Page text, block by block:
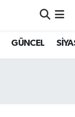
GÜNCEL